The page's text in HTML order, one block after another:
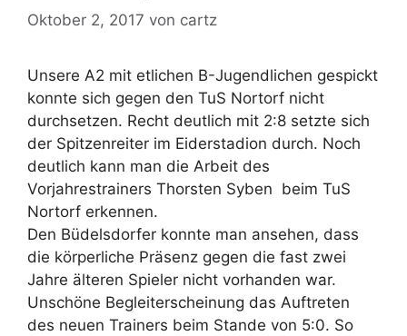
Oktober 2, 2017 von cartz
Unsere A2 mit etlichen B-Jugendlichen gespickt
konnte sich gegen den TuS Nortorf nicht
durchsetzen. Recht deutlich mit 2:8 setzte sich
der Spitzenreiter im Eiderstadion durch. Noch
deutlich kann man die Arbeit des
Vorjahrestrainers Thorsten Syben beim TuS
Nortorf erkennen.
Den Büdelsdorfer konnte man ansehen, dass
die körperliche Präsenz gegen die fast zwei
Jahre älteren Spieler nicht vorhanden war.
Unschöne Begleiterscheinung das Auftreten
des neuen Trainers beim Stande von 5:0. So